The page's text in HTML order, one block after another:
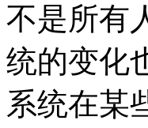
不是所有
统的变化
系统在某